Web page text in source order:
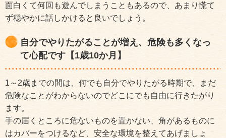
面白くて何回も遊んでしまうこともあるので、あまり慌て
ず穏やかに話しかけると良いでしょう。
自分でやりたがることが増え、危険も多くなっ
て心配です【1歳10か月】
1～2歳までの間は、何でも自分でやりたがる時期で、まだ
危険なことがわからないのでどこにでも自由に行きたがり
ます。
手の届くところに危ないものを置かない、角があるものに
はカバーをつけるなど、安全な環境を整えてあげましょ